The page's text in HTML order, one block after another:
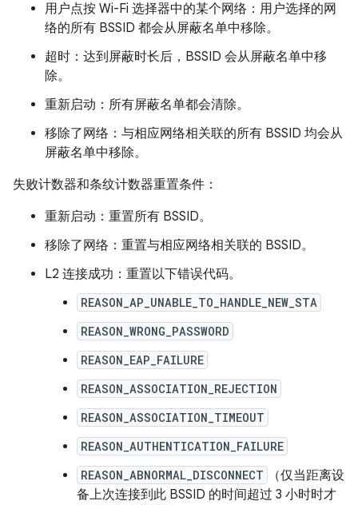
用户点按 Wi-Fi 选择器中的某个网络：用户选择的网
络的所有 BSSID 都会从屏蔽名单中移除。
超时：达到屏蔽时长后，BSSID 会从屏蔽名单中移
除。
重新启动：所有屏蔽名单都会清除。
移除了网络：与相应网络相关联的所有 BSSID 均会从
屏蔽名单中移除。
失败计数器和条纹计数器重置条件：
重新启动：重置所有 BSSID。
移除了网络：重置与相应网络相关联的 BSSID。
L2 连接成功：重置以下错误代码。
REASON_AP_UNABLE_TO_HANDLE_NEW_STA
REASON_WRONG_PASSWORD
REASON_EAP_FAILURE
REASON_ASSOCIATION_REJECTION
REASON_ASSOCIATION_TIMEOUT
REASON_AUTHENTICATION_FAILURE
REASON_ABNORMAL_DISCONNECT
（仅当距离设
备上次连接到此 BSSID 的时间超过 3 小时时才